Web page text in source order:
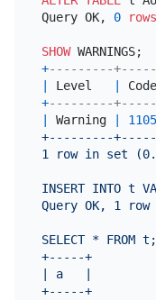
Query OK, 0 rows
SHOW
+---------
Level Code
+---------
Warning 1105
+---------
1 row in set
INSERT INTO t
Query OK, 1
SELECT * FROM t;
+-----+
| a   |
+-----+